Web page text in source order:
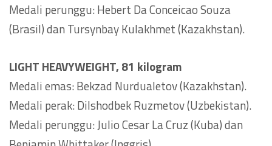
Medali perunggu: Hebert Da Conceicao Souza
(Brasil) dan Tursynbay Kulakhmet (Kazakhstan).
LIGHT HEAVYWEIGHT, 81 kilogram
Medali emas: Bekzad Nurdualetov (Kazakhstan).
Medali perak: Dilshodbek Ruzmetov (Uzbekistan).
Medali perunggu: Julio Cesar La Cruz (Kuba) dan